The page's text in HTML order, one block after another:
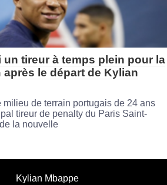
un tireur à temps plein pour la
le départ de Kylian
milieu de terrain portugais de 24 ans
tireur de penalty du Paris Saint-
la nouvelle
Kylian Mbappe